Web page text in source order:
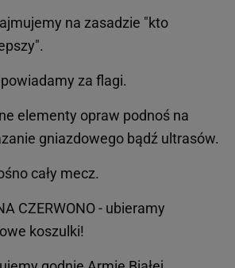
na zasadzie "kto
za flagi.
elementy opraw podnoś na
gniazdowego bądź ultrasów.
cały mecz.
CZERWONO - ubieramy
koszulki!